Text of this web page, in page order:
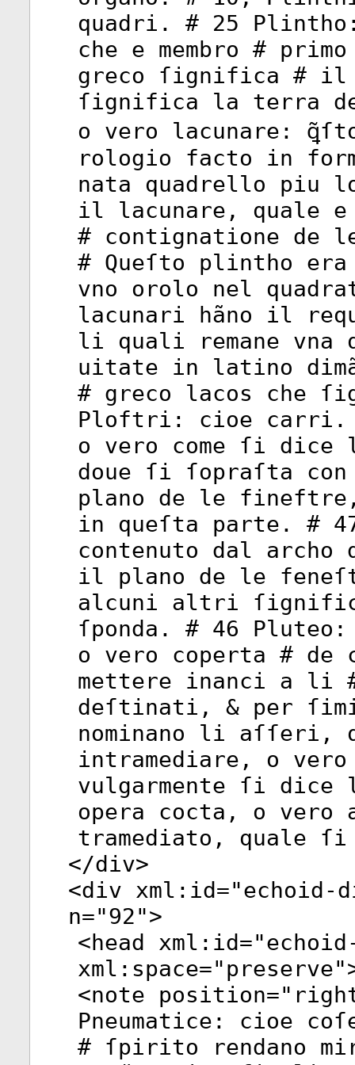
quadri. # 25
che e membro #
greco ſignifica # il
ſignifica la terra
o vero lacunare:
rologio facto in
nata quadrello piu
il lacunare, quale e
# contignatione de
# Queſto plintho era
vno orolo nel
lacunari hãno il
li quali remane vna
uitate in latino
# greco lacos che
Ploftri: cioe carri.
o vero come ſi
doue ſi ſopraſta
plano de le
in queſta parte. #
contenuto dal archo
il plano de le
alcuni altri
ſponda. # 46
o vero coperta # de
mettere inanci a li
deſtinati, & per
nominano li aſſeri,
intramediare, o
vulgarmente ſi
opera cocta, o vero
tramediato, quale
</div>
<div xml:id="echoid-
n="92">
<head xml:id="
xml:space="preserve
<note position="
Pneumatice: cioe
# ſpirito rendano